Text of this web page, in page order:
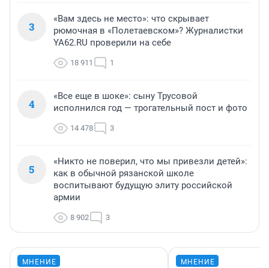
3
«Вам здесь не место»: что скрывает
рюмочная в «Полетаевском»? Журналистки
YA62.RU проверили на себе
18 911 1
4
«Все еще в шоке»: сыну Трусовой
исполнился год — трогательный пост и фото
14 478 3
5
«Никто не поверил, что мы привезли детей»:
как в обычной рязанской школе
воспитывают будущую элиту российской
армии
8 902 3
МНЕНИЕ МНЕНИЕ